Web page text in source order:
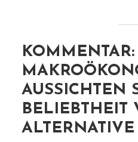
AUSSICHTEN
BELIEBTHEIT
ALTERNATIVE